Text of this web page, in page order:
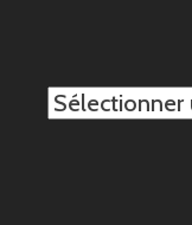
Catégories